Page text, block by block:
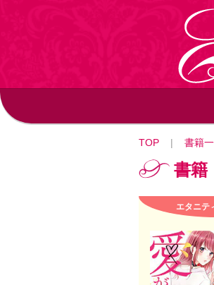
TOP | 書籍
書籍
エタニテ